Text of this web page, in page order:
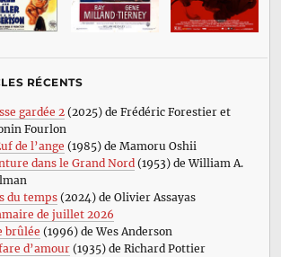
RÉCENTS
gardée 2(2025) de Frédéric Forestier et
Fourlon
de l’ange (1985) de Mamoru Oshii
dans le Grand Nord(1953) de William A.
du temps(2024) de Olivier Assayas
de juillet 2026
brûlée (1996) de Wes Anderson
d’amour(1935) de Richard Pottier